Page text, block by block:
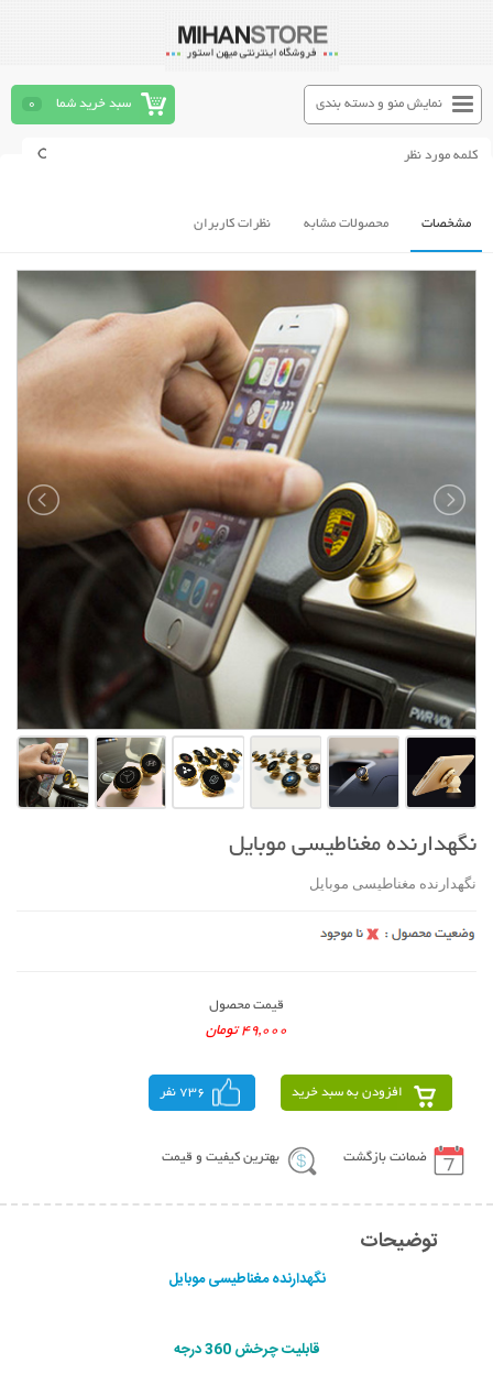
سبد خرید شما 0 نمایش منو و دسته بندی
مشخصات محصولات مشابه نظرات کاربران
نگهدارنده مغناطیسی موبایل
نگهدارنده مغناطیسی موبایل
قیمت محصول
49,000 تومان
افزودن به سبد خرید 736 نفر
ضمانت بازگشت بهترین کیفیت و قیمت
توضیحات
نگهدارنده مغناطیسی موبایل
قابلیت چرخش 360 درجه